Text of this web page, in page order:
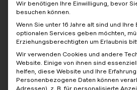
Die reev Software ist mit allen
oder bestehende Hardware lässt
integrieren.
Kompatible Ladestationen
Wir benötigen Ihre Einwilligung, bevor
besuchen können.
Wenn Sie unter 16 Jahre alt sind und Ihre
optionalen Services geben möchten,
Erziehungsberechtigten um Erlaubnis
Wir verwenden Cookies und andere
Website. Einige von ihnen sind
helfen, diese Website und Ihre
Personenbezogene Daten können
Adressen), z. B. für personalisierte